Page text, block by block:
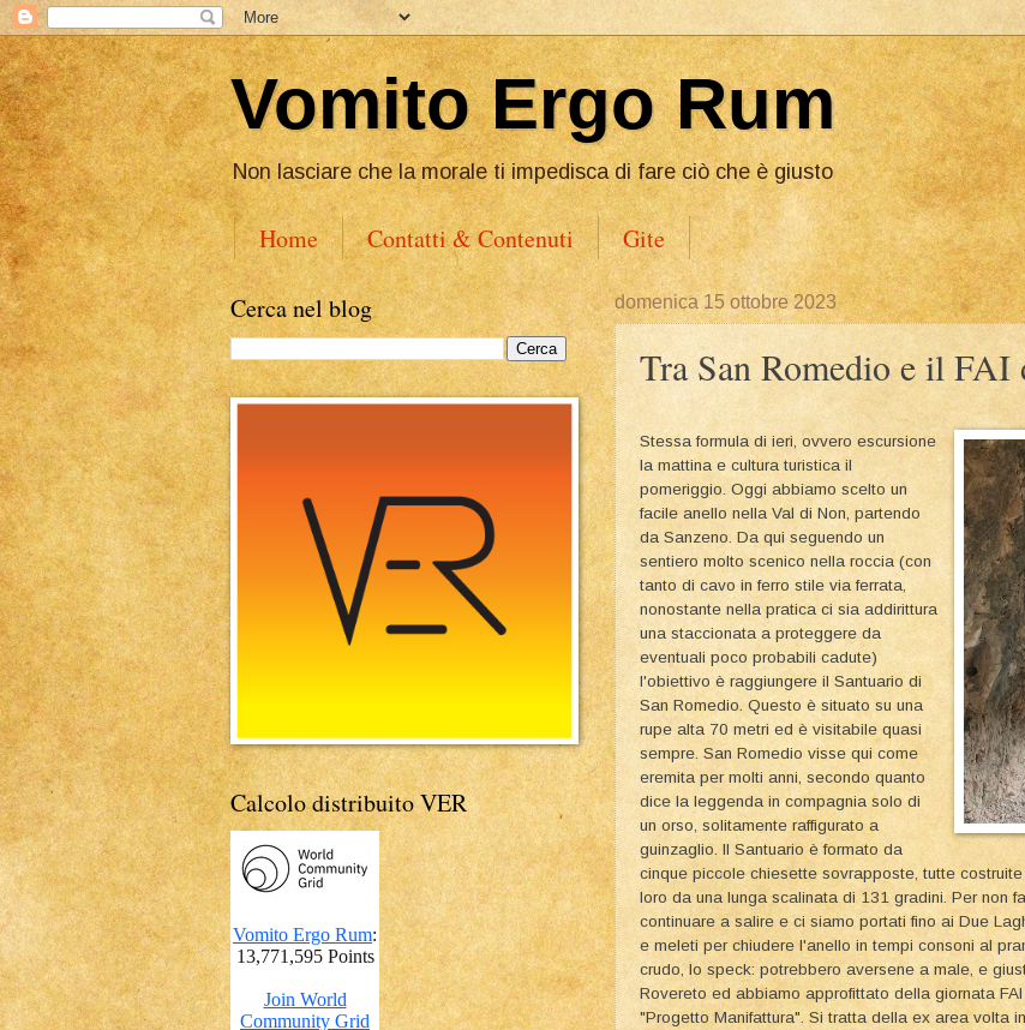
Vomito Ergo Rum
Non lasciare che la morale ti impedisca di fare ciò che è giusto
Home Contatti & Contenuti Gite
domenica 15 ottobre 2023
Tra San Romedio e il FAI
Stessa formula di ieri, ovvero escursione
la mattina e cultura turistica il
pomeriggio. Oggi abbiamo scelto un
facile anello nella Val di Non, partendo
da Sanzeno. Da qui seguendo un
sentiero molto scenico nella roccia (con
tanto di cavo in ferro stile via ferrata,
nonostante nella pratica ci sia addirittura
una staccionata a proteggere da
eventuali poco probabili cadute)
l'obiettivo è raggiungere il Santuario di
San Romedio. Questo è situato su una
rupe alta 70 metri ed è visitabile quasi
sempre. San Romedio visse qui come
eremita per molti anni, secondo quanto
dice la leggenda in compagnia solo di
un orso, solitamente raffigurato a
guinzaglio. Il Santuario è formato da
cinque piccole chiesette sovrapposte, tutte
loro da una lunga scalinata di 131 gradini. Per non
continuare a salire e ci siamo portati fino ai Due
e meleti per chiudere l'anello in tempi consoni al
crudo, lo speck: potrebbero aversene a male, e
Rovereto ed abbiamo approfittato della giornata
"Progetto Manifattura". Si tratta della ex area volta
Cerca nel blog
Calcolo distribuito VER